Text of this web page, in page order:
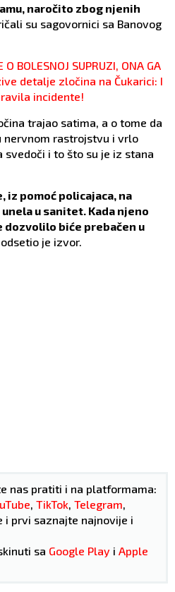
naročito zbog njenih
su sagovornici sa Banovog
BOLESNOJ SUPRUZI, ONA GA
detalje zločina na Čukarici: I
incidente!
trajao satima, a o tome da
nervnom rastrojstvu i vrlo
i to što su je iz stana
iz pomoć policajaca, na
u sanitet. Kada njeno
biće prebačen u
je izvor.
nas pratiti i na platformama:
, TikTok, Telegram,
i prvi saznajte najnovije i
sa Google Play i Apple